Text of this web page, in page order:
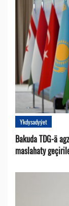
Ykdysadyýet
Bakuda TDG-ä
maslahaty